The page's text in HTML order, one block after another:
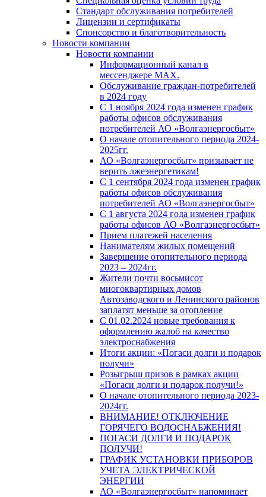
Стандарт обслуживания потребителей
Лицензии и сертификаты
Спонсорство и благотворительность
Новости компании
Новости компании
Информационный канал в
мессенджере MAX.
Обслуживание граждан-потребителей
в 2024 году
С 1 ноября 2024 года изменен график
работы офисов обслуживания
потребителей АО «Волгаэнергосбыт»
О начале отопительного периода 2024-
2025гг.
АО «Волгаэнергосбыт» призывает не
верить лжеэнергетикам!
С 1 сентября 2024 года изменен график
работы офисов обслуживания
потребителей АО «Волгаэнергосбыт»
С 1 августа 2024 года изменен график
работы офисов АО «Волгаэнергосбыт»
Прием платежей населения
Нанимателям жилых помещений
Завершение отопительного периода
2023 – 2024гг.
Жители почти восьмисот
многоквартирных домов
Автозаводского и Ленинского районов
заплатят меньше за отопление
С 01.02.2024 новые требования к
оформлению жалоб на качество
электроснабжения
Итоги акции: «Погаси долги и подарок
получи»
Розыгрыш призов в рамках акции
«Погаси долги и подарок получи!»
О начале отопительного периода 2023-
2024гг.
ВНИМАНИЕ! ОТКЛЮЧЕНИЕ
ГОРЯЧЕГО ВОДОСНАБЖЕНИЯ!
ПОГАСИ ДОЛГИ И ПОДАРОК
ПОЛУЧИ!
ГРАФИК УСТАНОВКИ ПРИБОРОВ
УЧЕТА ЭЛЕКТРИЧЕСКОЙ
ЭНЕРГИИ
АО «Волгаэнергосбыт» напоминает